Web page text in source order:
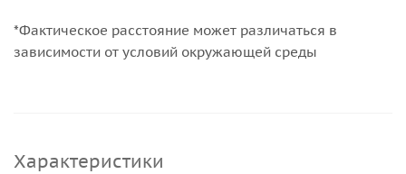
*Фактическое расстояние может различаться в
зависимости от условий окружающей среды
Характеристики